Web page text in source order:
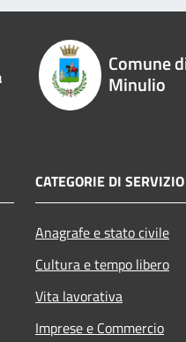
Comune
Minulio
CATEGORIE DI SERVIZIO
Anagrafe e stato civile
Cultura e tempo libero
Vita lavorativa
Imprese e Commercio